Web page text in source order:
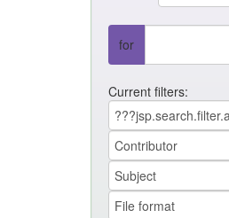
for
Current filters: